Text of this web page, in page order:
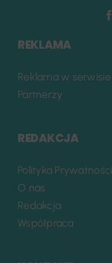
REKLAMA
Reklama w serwisie
Partnerzy
REDAKCJA
Polityka Prywatności
O nas
Redakcja
Współpraca